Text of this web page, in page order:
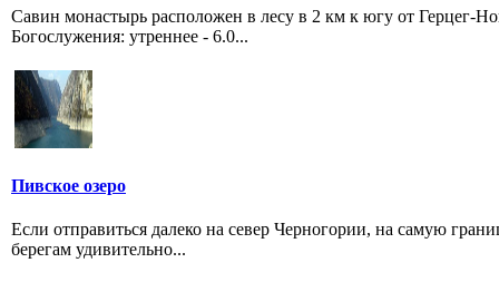
Савин монастырь расположен в лесу в 2 км к югу от Герцег-
Богослужения: утреннее - 6.0...
Пивское озеро
Если отправиться далеко на север Черногории, на самую
берегам удивительно...